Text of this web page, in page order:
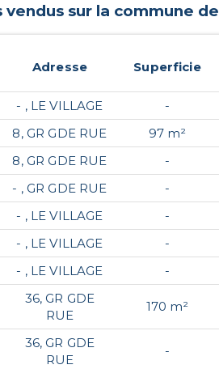
sur la commune de
Adresse Superficie
- , LE VILLAGE -
8, GR GDE RUE 97 m²
8, GR GDE RUE -
- , GR GDE RUE -
- , LE VILLAGE -
- , LE VILLAGE -
- , LE VILLAGE -
36, GR GDE
RUE
170 m²
36, GR GDE
RUE
-